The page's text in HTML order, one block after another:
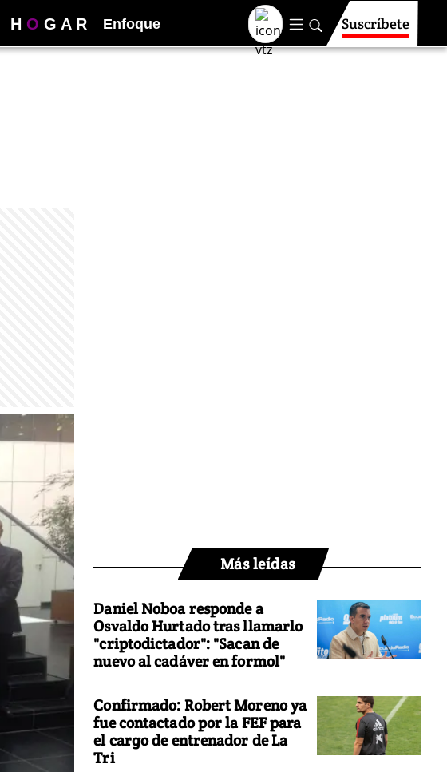
H O G A R Enfoque Suscríbete
Más leídas
Daniel Noboa responde a
Osvaldo Hurtado tras llamarlo
"criptodictador": "Sacan de
nuevo al cadáver en formol"
Confirmado: Robert Moreno ya
fue contactado por la FEF para
el cargo de entrenador de La
Tri